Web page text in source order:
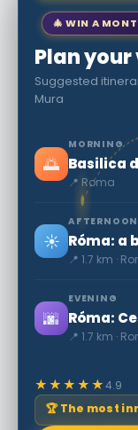
🎄 WIN A
Plan
Suggested
Mura
🌅
MORNING
Basilica
📍 Roma
☀️
AFTERNOON
Róma: a
📍 1.7 km ·
🌆
EVENING
Róma:
📍 1.7 km ·
★★★★★4.9
🏆 The most